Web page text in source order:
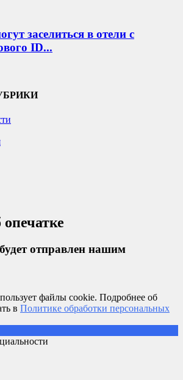
заселиться в отели с
ID...
отправлен нашим
файлы cookie. Подробнее об
в Политике обработки персональных